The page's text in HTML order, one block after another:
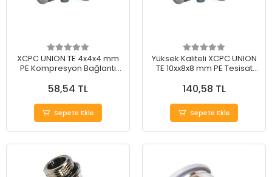
XCPC UNION TE 4x4x4 mm
PE Kompresyon Bağlantı
58,54 TL
Sepete Ekle
Yüksek Kaliteli XCPC UNION
TE 10xx8x8 mm PE Tesisat
140,58 TL
Sepete Ekle